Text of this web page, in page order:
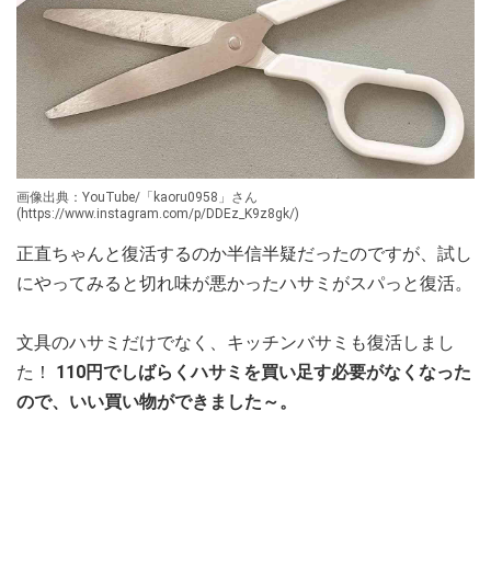
画像出典：YouTube/「kaoru0958」さん
(https://www.instagram.com/p/DDEz_K9z8gk/)
正直ちゃんと復活するのか半信半疑だったのですが、試し
にやってみると切れ味が悪かったハサミがスパっと復活。
文具のハサミだけでなく、キッチンバサミも復活しまし
た！ 110円でしばらくハサミを買い足す必要がなくなった
ので、いい買い物ができました～。